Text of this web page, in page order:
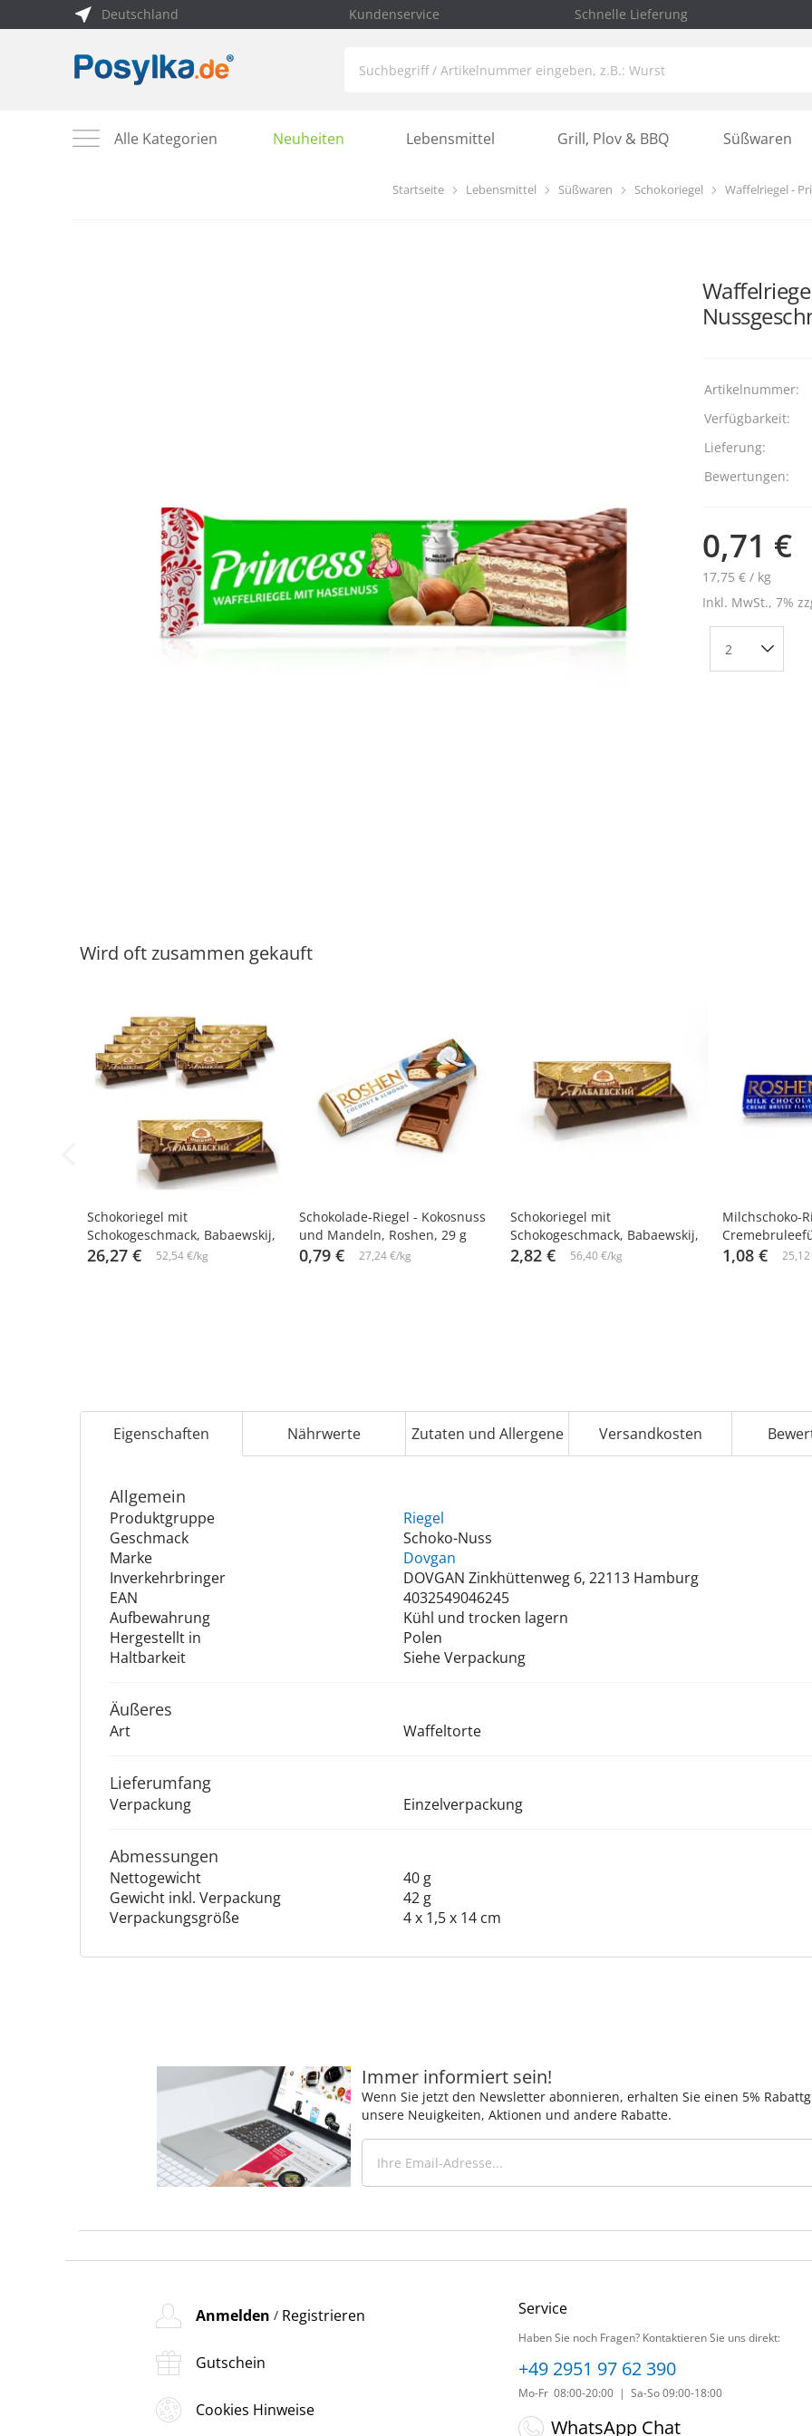
Deutschland Kundenservice Schnelle Lieferung
Alle Kategorien Neuheiten Lebensmittel Grill, Plov & BBQ Süßwaren
Startseite Lebensmittel Süßwaren Schokoriegel Waffelriegel -
Artikelnummer:
Verfügbarkeit:
Lieferung:
Bewertungen:
0,71 €
17,75 € / kg
Inkl. MwSt., 7%
Wird oft zusammen gekauft
-7%
Schokoriegel mit
Schokogeschmack, Babaewskij,
10 х 50 g
26,27 € 52,54 €/kg
Schokolade-Riegel - Kokosnuss
und Mandeln, Roshen, 29 g
0,79 € 27,24 €/kg
Schokoriegel mit
Schokogeschmack, Babaewskij,
50 g
2,82 € 56,40 €/kg
Milchschoko-
43 g
1,08 €
Eigenschaften Nährwerte Zutaten und Allergene Versandkosten
Allgemein
Produktgruppe
Riegel
Geschmack
Schoko-Nuss
Marke
Dovgan
Inverkehrbringer
DOVGAN Zinkhüttenweg 6, 22113 Hamburg
EAN
4032549046245
Aufbewahrung
Kühl und trocken lagern
Hergestellt in
Polen
Haltbarkeit
Siehe Verpackung
Äu­ße­res
Art Waffeltorte
Lieferumfang
Verpackung Einzelverpackung
Abmessungen
Nettogewicht
40 g
Gewicht inkl. Verpackung
42 g
Verpackungsgröße
4 x 1,5 x 14 cm
Immer informiert sein!
Wenn Sie jetzt den Newsletter abonnieren, erhalten Sie einen 5%
unsere Neuigkeiten, Aktionen und andere Rabatte.
Anmelden / Registrieren
Gutschein
Cookies Hinweise
Service
Haben Sie noch Fragen? Kontaktieren Sie uns direkt:
+49 2951 97 62 390
Mo-Fr 08:00-20:00 | Sa-So 09:00-18:00
WhatsApp Chat